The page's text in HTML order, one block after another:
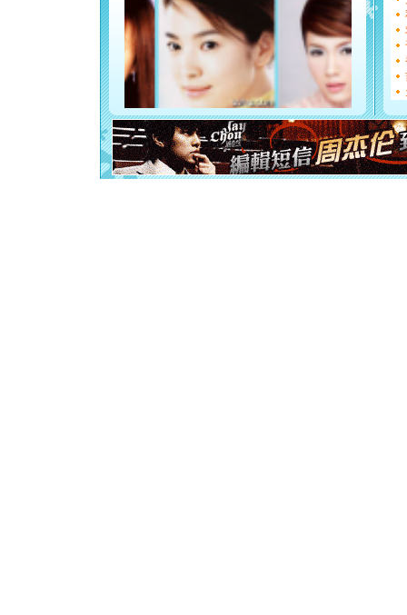
能正大
都要快乐
[圣诞节]
如意,快
[元旦]
断电。
你是我
[元旦]如
起；二是
离。水晶
[元旦]当
泣，这痛